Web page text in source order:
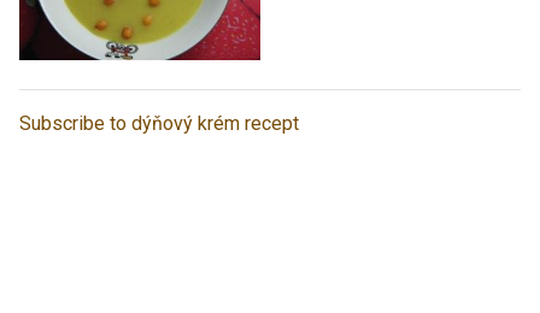
Subscribe to dýňový krém recept